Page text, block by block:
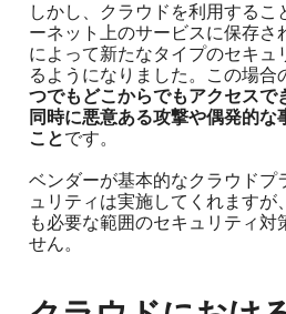
しかし、クラウドを利用するこ
ーネット上のサービスに保存さ
によって新たなタイプのセキュ
るようになりました。この場合
つでもどこからでもアクセスで
同時に悪意ある攻撃や偶発的な
ことです。
ベンダーが基本的なクラウドプ
ュリティは実施してくれます
も必要な範囲のセキュリティ対
せん。